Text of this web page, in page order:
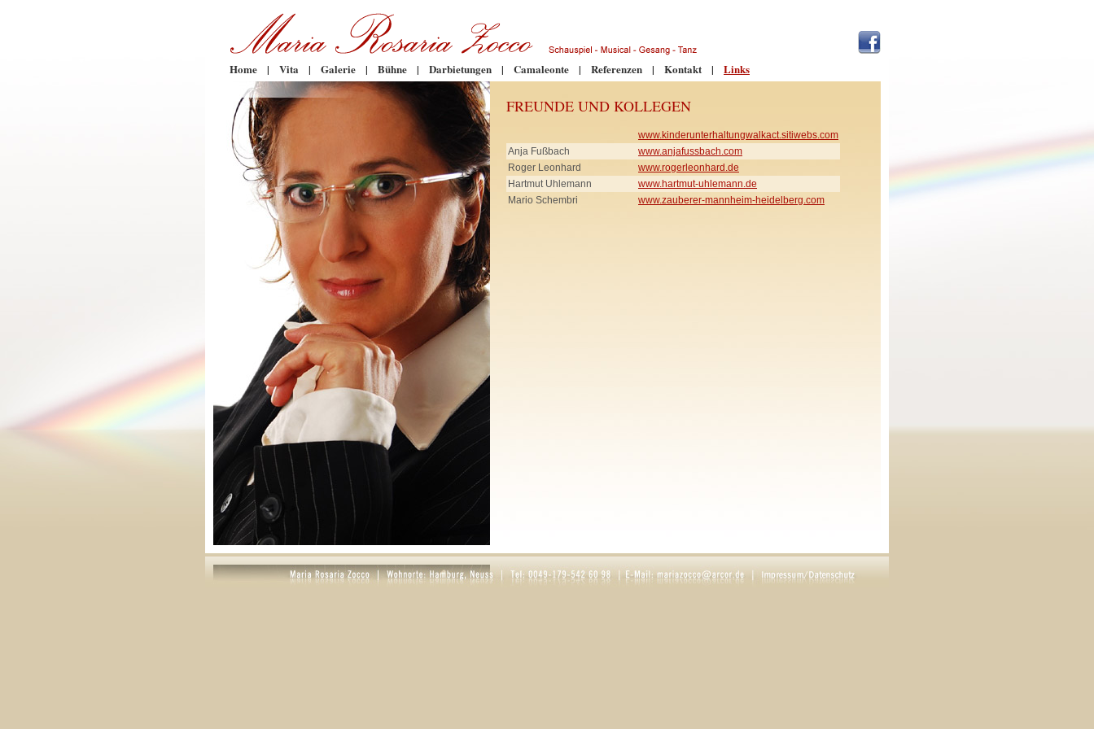
Home | Vita | Galerie | Bühne | Darbietungen | Camaleonte | Referenzen | Kontakt | Links
FREUNDE UND KOLLEGEN
www.kinderunterhaltungwalkact.sitiwebs.com
Anja Fußbach
www.anjafussbach.com
Roger Leonhard
www.rogerleonhard.de
Hartmut Uhlemann
www.hartmut-uhlemann.de
Mario Schembri
www.zauberer-mannheim-heidelberg.com